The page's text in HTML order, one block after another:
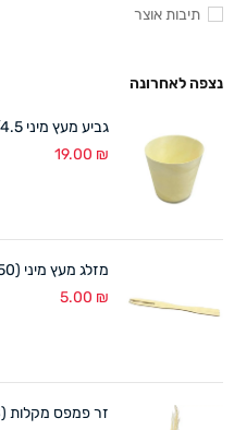
תיבות אוצר
נצפה לאחרונה
גביע מעץ מיני 6/4.5 ס"מ (50 יח')
19.00 ₪
מזלג מעץ מיני (50 יח)
5.00 ₪
זר פמפס מקלות (8 יח')